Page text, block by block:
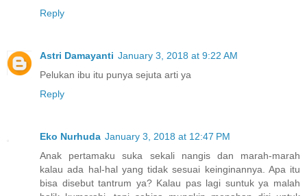
Reply
Astri Damayanti January 3, 2018 at 9:22 AM
Pelukan ibu itu punya sejuta arti ya
Reply
Eko Nurhuda January 3, 2018 at 12:47 PM
Anak pertamaku suka sekali nangis dan marah-marah
kalau ada hal-hal yang tidak sesuai keinginannya. Apa itu
bisa disebut tantrum ya? Kalau pas lagi suntuk ya malah